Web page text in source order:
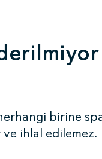
birine
ve ihlal edilemez.